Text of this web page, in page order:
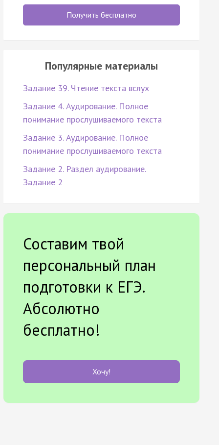
Получить бесплатно
Популярные материалы
Задание 39. Чтение текста вслух
Задание 4. Аудирование. Полное
понимание прослушиваемого текста
Задание 3. Аудирование. Полное
понимание прослушиваемого текста
Задание 2. Раздел аудирование.
Задание 2
Составим твой
персональный план
подготовки к ЕГЭ.
Абсолютно
бесплатно!
Хочу!